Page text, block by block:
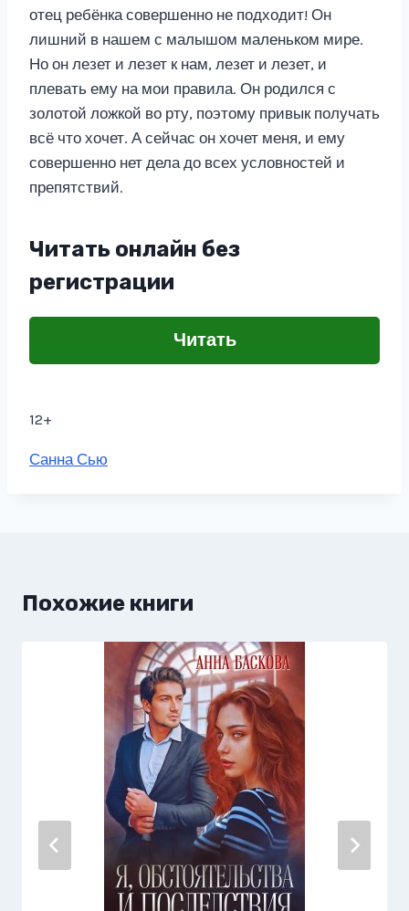
отец ребёнка совершенно не подходит! Он
лишний в нашем с малышом маленьком мире.
Но он лезет и лезет к нам, лезет и лезет, и
плевать ему на мои правила. Он родился с
золотой ложкой во рту, поэтому привык получать
всё что хочет. А сейчас он хочет меня, и ему
совершенно нет дела до всех условностей и
препятствий.
Читать онлайн без
регистрации
Читать
12+
Метки
Санна Сью
Похожие книги